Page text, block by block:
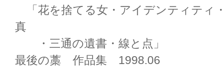
「花を捨てる女・アイデンティティ
真
・三通の遺書・線と点」
最後の藁 作品集 1998.06